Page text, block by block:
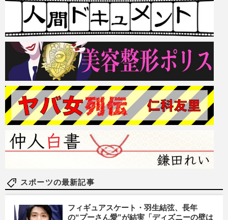
スポーツの最新記事
フィギュアスケート・羽生結弦、長年
の“プーさん愛”が結実「ディズニーの壁は